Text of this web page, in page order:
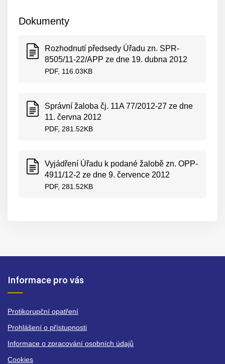
Dokumenty
Rozhodnutí předsedy Úřadu zn. SPR-
8505/11-22/APP ze dne 19. dubna 2012
PDF, 116.03KB
Správní žaloba čj. 11A 77/2012-27 ze dne
11. června 2012
PDF, 281.52KB
Vyjádření Úřadu k podané žalobě zn. OPP-
4911/12-2 ze dne 9. července 2012
PDF, 281.52KB
Informace pro vás
Protikorupční opatření
Prohlášení o přístupnosti
Informace o zpracování osobních údajů
Cookies